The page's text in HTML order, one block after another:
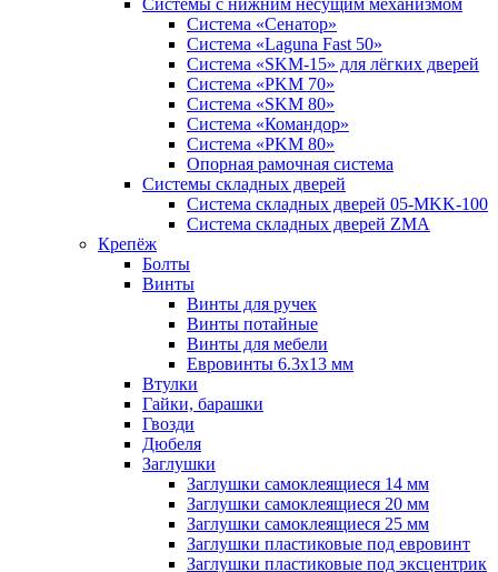
Система «Сенатор»
Система «Laguna Fast 50»
Система «SKM-15» для лёгких дверей
Система «PKM 70»
Система «SKM 80»
Система «Командор»
Система «PKM 80»
Опорная рамочная система
Системы складных дверей
Система складных дверей 05-MKK-100
Система складных дверей ZMA
Крепёж
Болты
Винты
Винты для ручек
Винты потайные
Винты для мебели
Евровинты 6.3х13 мм
Втулки
Гайки, барашки
Гвозди
Дюбеля
Заглушки
Заглушки самоклеящиеся 14 мм
Заглушки самоклеящиеся 20 мм
Заглушки самоклеящиеся 25 мм
Заглушки пластиковые под евровинт
Заглушки пластиковые под эксцентрик